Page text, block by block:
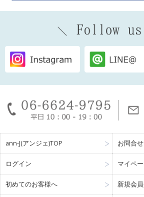
ann-J(アンジェ)TOP お問合
ログイン マイペ
初めてのお客様へ 新規会